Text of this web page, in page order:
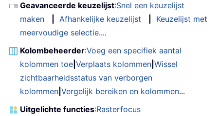
Geavanceerde keuzelijst:Snel een keuzelijst
maken
Afhankelijke keuzelijst
Keuzelijst met
meervoudige selectie....
Kolombeheerder:Voeg een specifiek aantal
kolommen toe Verplaats kolommen Wissel
zichtbaarheidsstatus van verborgen
kolommen Vergelijk bereiken en kolommen...
Uitgelichte functies:Rasterfocus